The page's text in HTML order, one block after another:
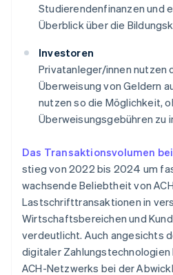
Studierendenfinanzen und
Überblick über die
Investoren
Privatanleger/innen nutzen
Überweisung von Geldern
nutzen so die Möglichkeit,
Überweisungsgebühren zu
Das Transaktionsvolumen
stieg von 2022 bis 2024 um
wachsende Beliebtheit von
Lastschrifttransaktionen in
Wirtschaftsbereichen und
verdeutlicht. Auch angesichts
digitaler Zahlungstechnologien
ACH-Netzwerks bei der